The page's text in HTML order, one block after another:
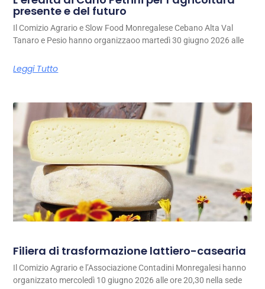
presente e del futuro
Il Comizio Agrario e Slow Food Monregalese Cebano Alta Val
Tanaro e Pesio hanno organizzaoo martedì 30 giugno 2026 alle
Leggi Tutto
Filiera di trasformazione lattiero-casearia
Il Comizio Agrario e l’Associazione Contadini Monregalesi hanno
organizzato mercoledì 10 giugno 2026 alle ore 20,30 nella sede